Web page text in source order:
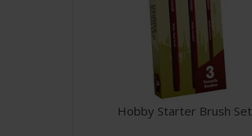
Hobby Starter Brush Set